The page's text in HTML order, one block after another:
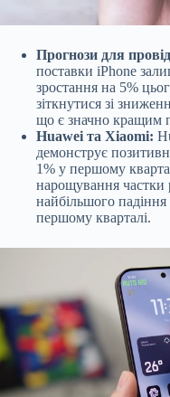
Прогнози для
поставки iPhone
зростання на 5%
зіткнутися зі
що є значно кращим
Huawei та Xiaomi:
демонструє
1% у першому
нарощування частки
найбільшого падіння
першому кварталі.